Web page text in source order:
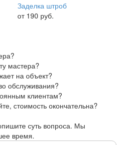
Заделка штроб
от 190 руб.
мастера?
на объект?
обслуживания?
клиентам?
стоимость окончательна?
суть вопроса. Мы
время.